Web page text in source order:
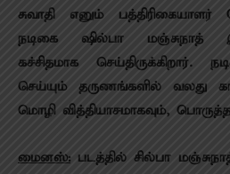
சுவாதி எனும் பத்திரிகையாளர்
நடிகை ஷில்பா மஞ்சுநாத்
கச்சிதமாக செய்திருக்கிறார்.
செய்யும் தருணங்களில் வலது
மொழி வித்தியாசமாகவும்,
மைனஸ்: படத்தில் சில்பா